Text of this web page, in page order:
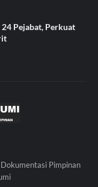
Pejabat, Perkuat
Pimpinan